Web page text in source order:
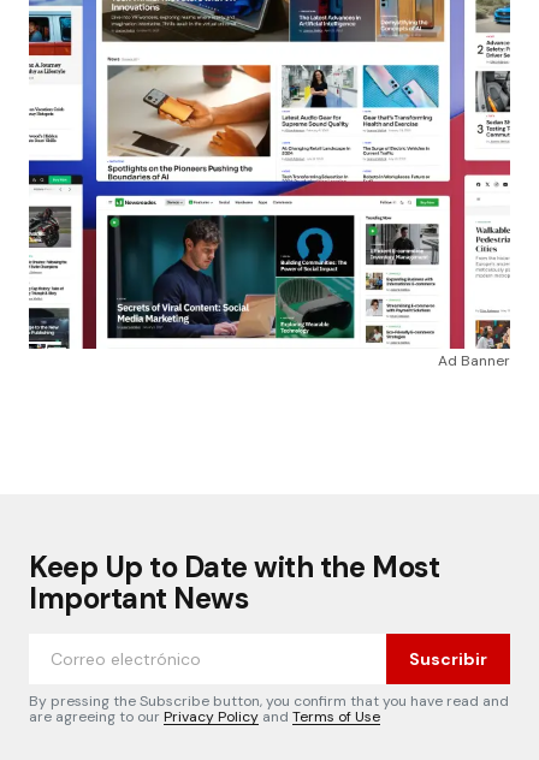
Ad Banner
Keep Up to Date with the Most
Important News
Suscribir
By pressing the Subscribe button, you confirm that you have read and
are agreeing to ourPrivacy Policy and Terms of Use